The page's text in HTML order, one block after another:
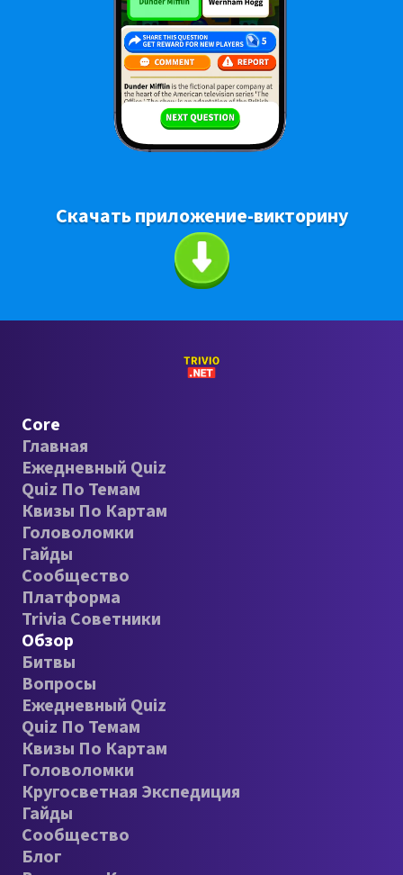
Скачать приложение-викторину
Core
Главная
Ежедневный Quiz
Quiz По Темам
Квизы По Картам
Головоломки
Гайды
Сообщество
Платформа
Trivia Советники
Обзор
Битвы
Вопросы
Ежедневный Quiz
Quiz По Темам
Квизы По Картам
Головоломки
Кругосветная Экспедиция
Гайды
Сообщество
Блог